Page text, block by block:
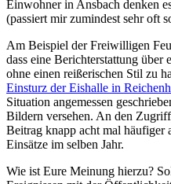
Einwohner in Ansbach denken
(passiert mir zumindest sehr oft
Am Beispiel der Freiwilligen
dass eine Berichterstattung über
ohne einen reißerischen Stil zu
Einsturz der Eishalle in
Situation angemessen
Bildern versehen. An den
Beitrag knapp acht mal häufiger
Einsätze im selben Jahr.
Wie ist Eure Meinung hierzu?